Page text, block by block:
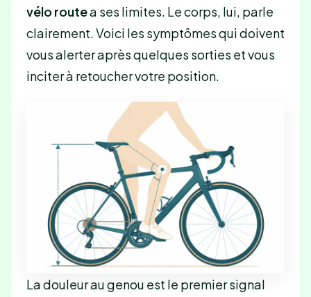
vélo routea ses limites. Le corps, lui, parle
clairement. Voici les symptômes qui doivent
vous alerter après quelques sorties et vous
inciter à retoucher votre position.
La douleur au genou est le premier signal